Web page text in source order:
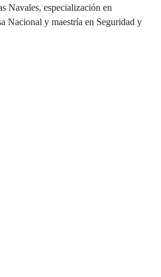
Navales, especialización en
Nacional y maestría en Seguridad y